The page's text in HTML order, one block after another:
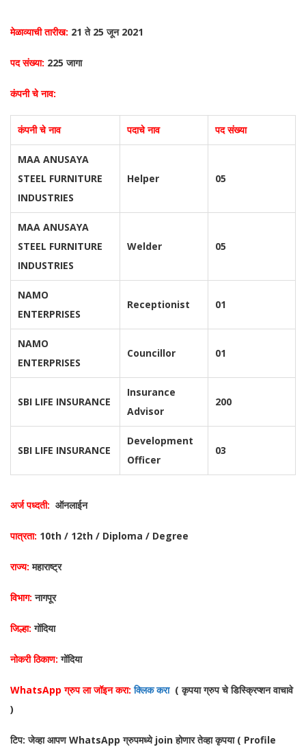
मेळाव्याची तारीख: 21 ते 25 जून 2021
पद संख्या: 225 जागा
कंपनी चे नाव:
कंपनी चे नाव पदाचे नाव पद संख्या
MAA ANUSAYA
STEEL FURNITURE
INDUSTRIES
Helper 05
MAA ANUSAYA
STEEL FURNITURE
INDUSTRIES
Welder 05
NAMO
ENTERPRISES
Receptionist 01
NAMO
ENTERPRISES
Councillor 01
SBI LIFE INSURANCE
Insurance
Advisor
200
SBI LIFE INSURANCE
Development
Officer
03
अर्ज पध्दती: ऑनलाईन
पात्रता: 10th / 12th / Diploma / Degree
राज्य: महाराष्ट्र
विभाग: नागपूर
जिल्हा: गोंदिया
नोकरी ठिकाण: गोंदिया
WhatsApp ग्रुप ला जॉइन करा:क्लिक करा ( कृपया ग्रुप चे डिस्क्रिप्शन वाचावे
)
टिप: जेव्हा आपण WhatsApp ग्रुपमध्ये join होणार तेव्हा कृपया ( Profile